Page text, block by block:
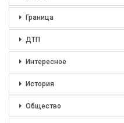
Граница
ДТП
Интересное
История
Общество